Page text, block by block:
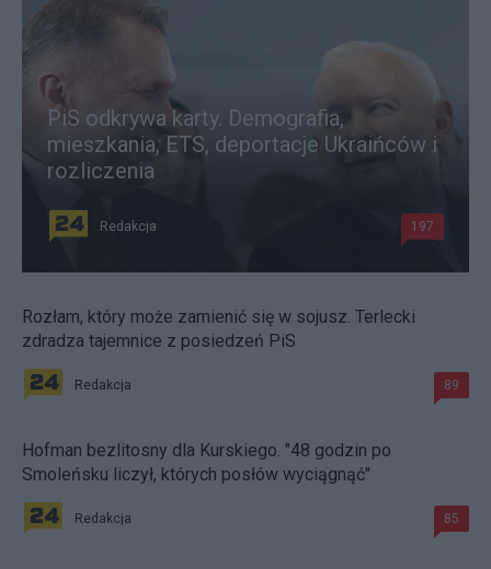
PiS odkrywa karty. Demografia,
mieszkania, ETS, deportacje Ukraińców i
rozliczenia
Redakcja 197
Rozłam, który może zamienić się w sojusz. Terlecki
zdradza tajemnice z posiedzeń PiS
Redakcja 89
Hofman bezlitosny dla Kurskiego. "48 godzin po
Smoleńsku liczył, których posłów wyciągnąć"
Redakcja 85